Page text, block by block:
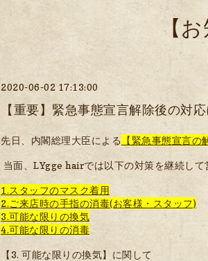
【
2020-06-02 17:13:00
【重要】緊急事態宣言解除後の対
先日、内閣総理大臣による 【緊急事態宣言の
当面、 LYgge hairでは以下の対策を継続して
1.スタッフのマスク着用
2.ご来店時の手指の消毒(お客様・スタッフ)
3.可能な限りの換気
4.可能な限りの消毒
【3. 可能な限りの換気】に関して